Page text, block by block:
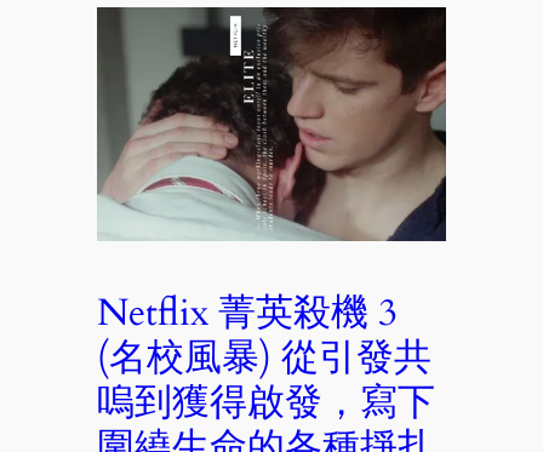
Netflix 菁英殺機 3
(名校風暴) 從引發共
嗚到獲得啟發，寫下